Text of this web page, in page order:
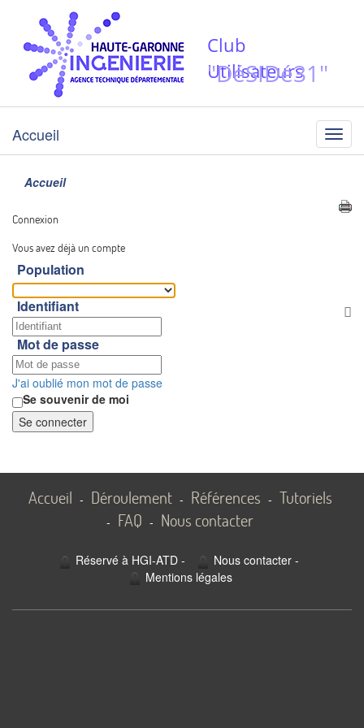
Club
Utilisateurs
"DéSIDé31"
Menu
Accueil
Accueil
Connexion
Vous avez déjà un compte
Population
Identifiant
Mot de passe
J'ai oublié mon mot de passe
Se souvenir de moi
Se connecter
Accueil - Déroulement - Références - Tutoriels
- FAQ - Nous contacter
Réservé à HGI-ATD- Nous contacter-
Mentions légales